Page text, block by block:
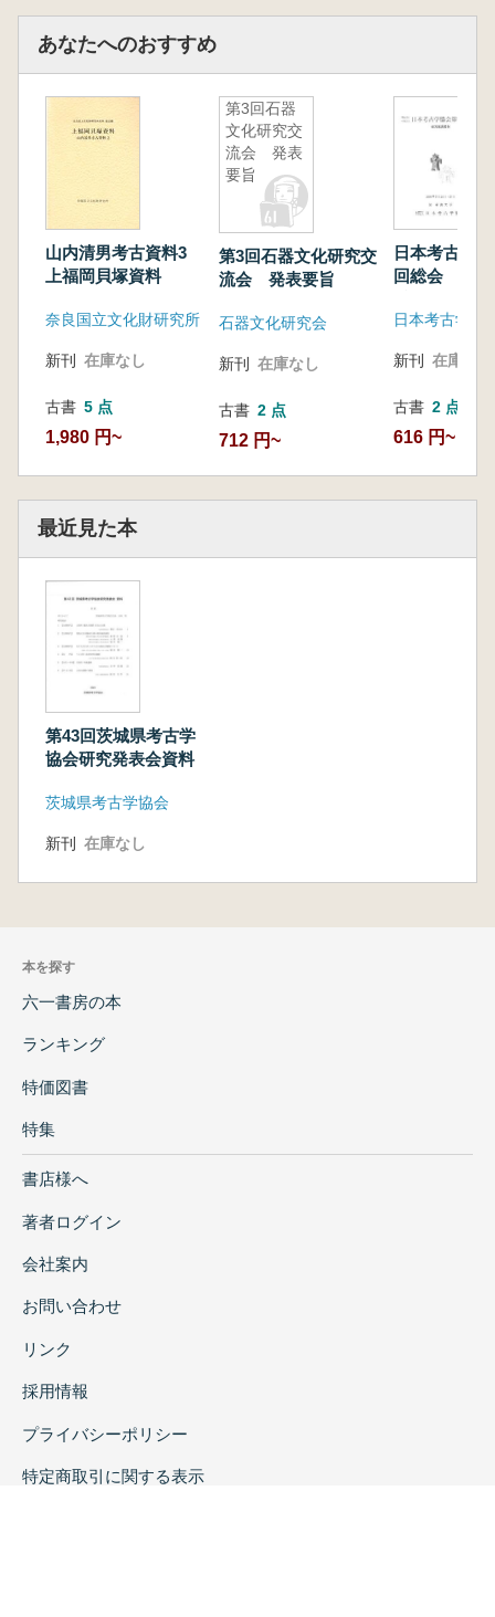
あなたへのおすすめ
山内清男考古資料3
上福岡貝塚資料
奈良国立文化財研究所
新刊 在庫なし
古書 5 点
1,980 円~
第3回石器
文化研究交
流会 発表
要旨
第3回石器文化研究交
流会 発表要旨
石器文化研究会
新刊 在庫なし
古書 2 点
712 円~
日本考古学
回総会 研究
日本考古学協
新刊 在庫なし
古書 2 点
616 円~
最近見た本
第43回茨城県考古学
協会研究発表会資料
茨城県考古学協会
新刊 在庫なし
本を探す
六一書房の本
ランキング
特価図書
特集
書店様へ
著者ログイン
会社案内
お問い合わせ
リンク
採用情報
プライバシーポリシー
特定商取引に関する表示